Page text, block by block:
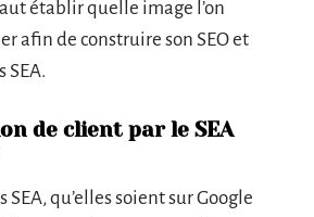
établir quelle image l’on
afin de construire son SEO et
SEA.
de client par le SEA
SEA, qu’elles soient sur Google